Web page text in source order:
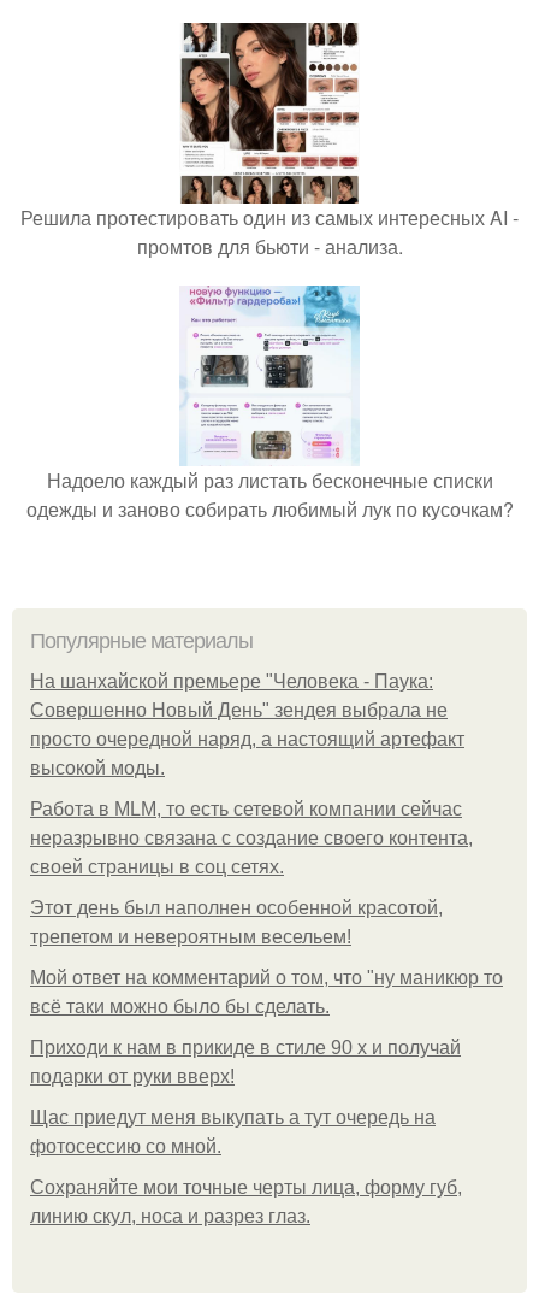
Решила протестировать один из самых интересных AI -
промтов для бьюти - анализа.
Надоело каждый раз листать бесконечные списки
одежды и заново собирать любимый лук по кусочкам?
Популярные материалы
На шанхайской премьере "Человека - Паука:
Совершенно Новый День" зендея выбрала не
просто очередной наряд, а настоящий артефакт
высокой моды.
Работа в MLM, то есть сетевой компании сейчас
неразрывно связана с создание своего контента,
своей страницы в соц сетях.
Этот день был наполнен особенной красотой,
трепетом и невероятным весельем!
Мой ответ на комментарий о том, что "ну маникюр то
всё таки можно было бы сделать.
Приходи к нам в прикиде в стиле 90 х и получай
подарки от руки вверх!
Щас приедут меня выкупать а тут очередь на
фотосессию со мной.
Сохраняйте мои точные черты лица, форму губ,
линию скул, носа и разрез глаз.